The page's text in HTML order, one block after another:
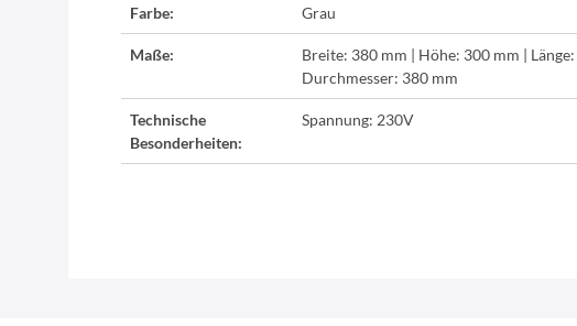
Farbe: Grau
Maße:
Breite: 380 mm | Höhe: 300 mm |
Durchmesser: 380 mm
Technische
Besonderheiten:
Spannung: 230V